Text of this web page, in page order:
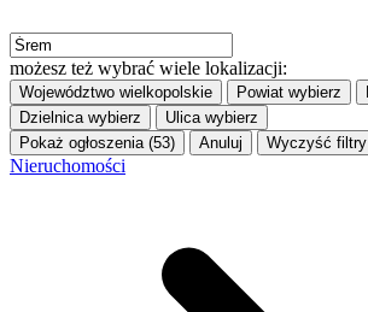
możesz też wybrać wiele lokalizacji:
Województwo wielkopolskie Powiat wybierz
Dzielnica wybierz Ulica wybierz
Pokaż ogłoszenia (53)
Anuluj Wyczyść filtry
Nieruchomości